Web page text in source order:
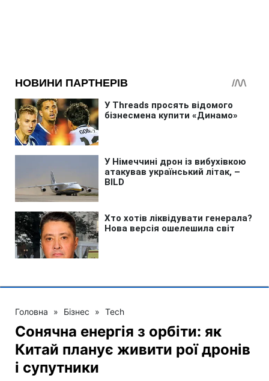
Головна » Бізнес » Tech
Сонячна енергія з орбіти: як
Китай планує живити рої дронів
і супутники